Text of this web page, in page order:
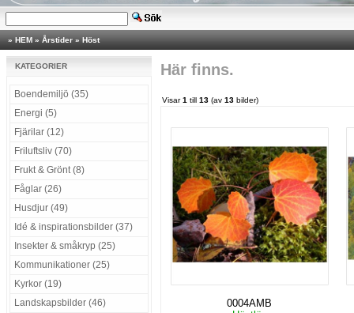
» HEM » Årstider » Höst
KATEGORIER
Boendemiljö (35)
Energi (5)
Fjärilar (12)
Friluftsliv (70)
Frukt & Grönt (8)
Fåglar (26)
Husdjur (49)
Idé & inspirationsbilder (37)
Insekter & småkryp (25)
Kommunikationer (25)
Kyrkor (19)
Landskapsbilder (46)
Här finns.
Visar1 till 13 (av 13 bilder)
0004AMB